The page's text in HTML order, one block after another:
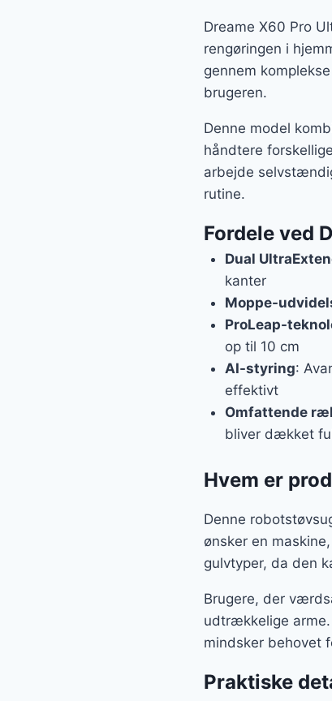
Dreame X60 Pro
rengøringen i
gennem
brugeren.
Denne model
håndtere
arbejde
rutine.
Fordele ved
Dual
kanter
Moppe-
ProLeap-
op til 10 cm
AI-styring:
effektivt
Omfattende
bliver dækket
Hvem er
Denne
ønsker en
gulvtyper, da den
Brugere, der
udtrækkelige
mindsker behovet
Praktiske